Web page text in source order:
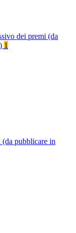
dei premi (da
1
pubblicare in